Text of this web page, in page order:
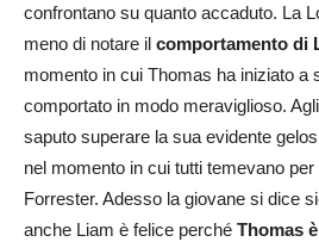
confrontano su quanto accaduto. La
meno di notare il comportamento di
momento in cui Thomas ha iniziato a
comportato in modo meraviglioso.
saputo superare la sua evidente
nel momento in cui tutti temevano
Forrester. Adesso la giovane si dice
anche Liam è felice perché Thomas